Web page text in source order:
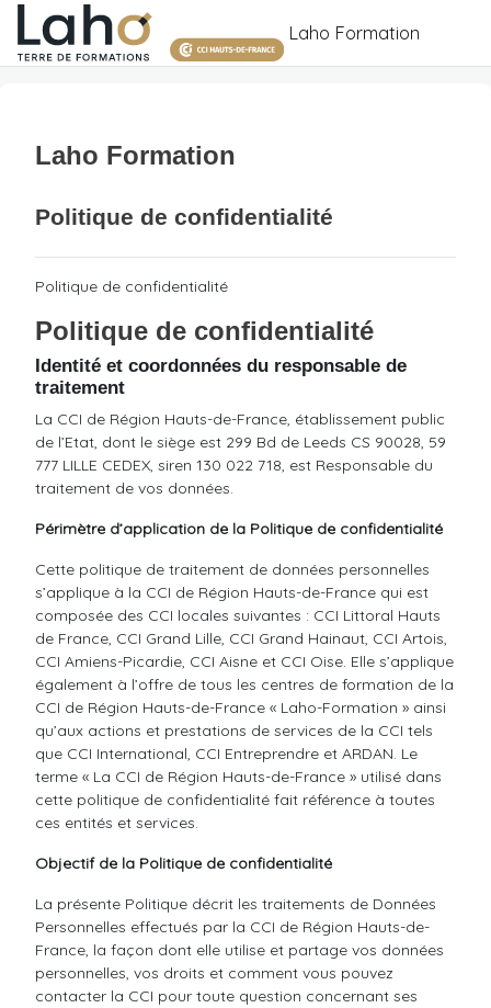
Passer au contenu principal
Laho Formation
Laho Formation
Politique de confidentialité
Politique de confidentialité
Politique de confidentialité
Identité et coordonnées du responsable de
traitement
La CCI de Région Hauts-de-France, établissement public
de l’Etat, dont le siège est 299 Bd de Leeds CS 90028, 59
777 LILLE CEDEX, siren 130 022 718, est Responsable du
traitement de vos données.
Périmètre d’application de la Politique de confidentialité
Cette politique de traitement de données personnelles
s’applique à la CCI de Région Hauts-de-France qui est
composée des CCI locales suivantes : CCI Littoral Hauts
de France, CCI Grand Lille, CCI Grand Hainaut, CCI Artois,
CCI Amiens-Picardie, CCI Aisne et CCI Oise. Elle s’applique
également à l’offre de tous les centres de formation de la
CCI de Région Hauts-de-France « Laho-Formation » ainsi
qu’aux actions et prestations de services de la CCI tels
que CCI International, CCI Entreprendre et ARDAN. Le
terme « La CCI de Région Hauts-de-France » utilisé dans
cette politique de confidentialité fait référence à toutes
ces entités et services.
Objectif de la Politique de confidentialité
La présente Politique décrit les traitements de Données
Personnelles effectués par la CCI de Région Hauts-de-
France, la façon dont elle utilise et partage vos données
personnelles, vos droits et comment vous pouvez
contacter la CCI pour toute question concernant ses